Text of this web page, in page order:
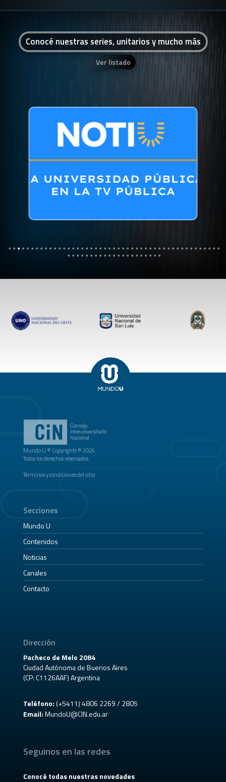
Conocé nuestras series, unitarios y mucho más
Ver listado
Mundo U ® Copyrights © 2026
Todos los derechos reservados.
Términos y condiciones del sitio
Secciones
Mundo U
Contenidos
Noticias
Canales
Contacto
Dirección
Pacheco de Melo 2084
Ciudad Autónoma de Buenos Aires
(CP: C1126AAF) Argentina
Teléfono:(+5411) 4806 2269 / 2805
Email: MundoU@CIN.edu.ar
Seguinos en las redes
Conocé todas nuestras novedades